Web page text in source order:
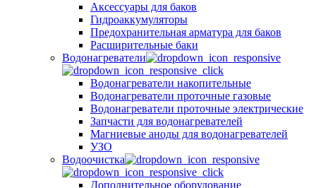
Аксессуары для баков
Гидроаккумуляторы
Предохранительная арматура для баков
Расширительные баки
Водонагреватели
Водонагреватели накопительные
Водонагреватели проточные газовые
Водонагреватели проточные электрические
Запчасти для водонагревателей
Магниевые аноды для водонагревателей
УЗО
Водоочистка
Дополнительное оборудование